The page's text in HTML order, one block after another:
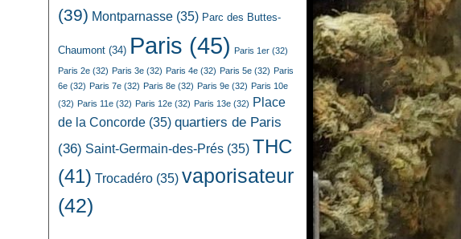
(39) Montparnasse (35) Parc des Buttes-
Chaumont (34) Paris (45) Paris 1er (32)
Paris 2e (32) Paris 3e (32) Paris 4e (32) Paris 5e (32) Paris
6e (32) Paris 7e (32) Paris 8e (32) Paris 9e (32) Paris 10e
(32) Paris 11e (32) Paris 12e (32) Paris 13e (32) Place
de la Concorde (35) quartiers de Paris
(36) Saint-Germain-des-Prés (35) THC
(41) Trocadéro (35) vaporisateur
(42)